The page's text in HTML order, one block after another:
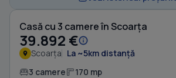
Casă cu 3 camere în Scoarța
39.892 €
Scoarța La ~5km distanță
3 camere 170 mp